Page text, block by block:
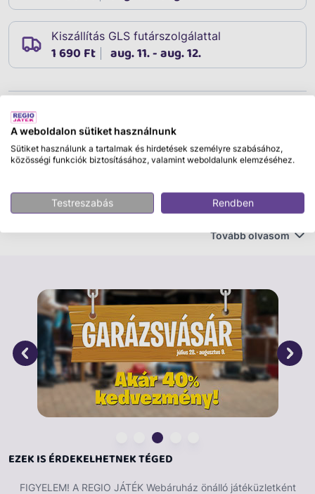
Kiszállítás GLS futárszolgálattal
1 690 Ft aug. 11. - aug. 12.
Leírás
Rubik - Wednesday kocka
kiadását a Rubik - Wednesday kockával! Ez az egyedi
Rubik-kocka a híres puzzle és a Wednesday világának
logikai kihívás kedvelőnek. A kocka különleges dizájnja
korosztálynak, aki szereti a kihívásokat és a stílusos
megjelenést. Vidd haza ezt a különleges Rubik-kockát,
és élvezd a játékot egyedi módon!
Tovább olvasom
EZEK IS ÉRDEKELHETNEK TÉGED
FIGYELEM! A REGIO JÁTÉK Webáruház önálló játéküzletként
A weboldalon sütiket használnunk
Sütiket használunk a tartalmak és hirdetések személyre szabásához,
közösségi funkciók biztosításához, valamint weboldalunk elemzéséhez.
Testreszabás Rendben